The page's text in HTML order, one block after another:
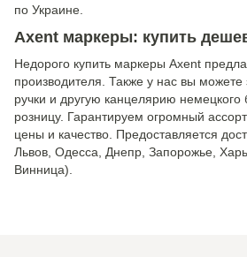
по Украине.
Axent маркеры: купить
Недорого купить маркеры Axent
производителя. Также у нас вы можете
ручки и другую канцелярию
розницу. Гарантируем огромный
цены и качество. Предоставляется
Львов, Одесса, Днепр, Запорожье,
Винница).